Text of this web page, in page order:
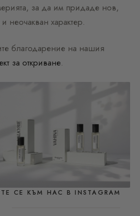
за да им придаде нов,
неочакван характер.
благодарение на нашия
за откриване.
СЕ КЪМ НАС В INSTAGRAM